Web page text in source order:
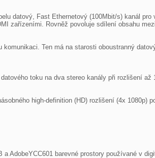
datový, Fast Ethernetový (100Mbit/s) kanál
zařízeními. Rovněž povoluje sdílení obsahu
komunikaci. Ten má na starosti oboustranný
toku na dva stereo kanály při rozlišení
high-definition (HD) rozlišení (4x 1080p)
a AdobeYCC601 barevné prostory používané v